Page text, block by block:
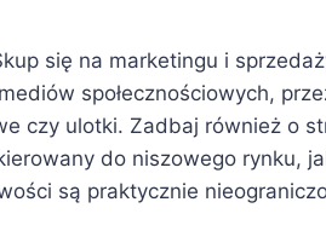
się na marketingu i
społecznościowych,
czy ulotki. Zadbaj również o
do niszowego rynku,
są praktycznie